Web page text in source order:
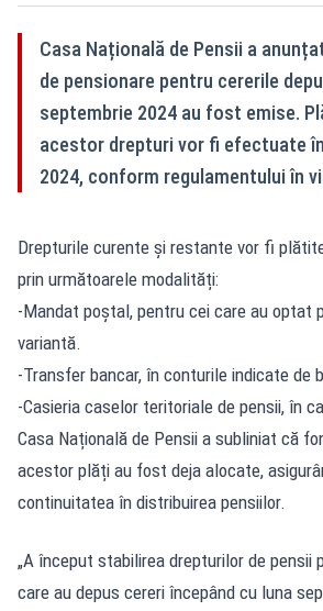
Casa Națională de Pensii a
de pensionare pentru cererile
septembrie 2024 au fost emise.
acestor drepturi vor fi efectuate
2024, conform regulamentului în
Drepturile curente și restante vor fi
prin următoarele modalități:
-Mandat poștal, pentru cei care au optat
variantă.
-Transfer bancar, în conturile indicate de
-Casieria caselor teritoriale de pensii, în
Casa Națională de Pensii a subliniat că
acestor plăți au fost deja alocate,
continuitatea în distribuirea pensiilor.
„A început stabilirea drepturilor de pensii
care au depus cereri începând cu luna